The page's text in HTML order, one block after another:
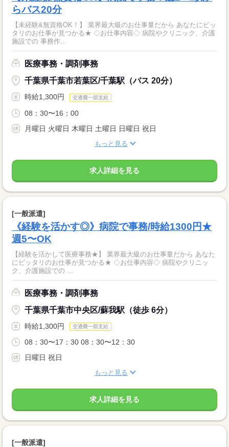
らバス20分
【未経験&無資格OK！】 業界最大級のお仕事量だから あなたにピッ
タリのお仕事が見つかる★ ◇お仕事内容◇ 病院やクリニック、介護
施設での 事務作...
医療事務・調剤事務
千葉県千葉市若葉区/千葉駅（バス 20分）
時給1,300円 交通費一部支給
08：30〜16：00
月曜日 火曜日 木曜日 土曜日 日曜日 祝日
もっと見る
求人詳細を見る
[一般派遣]
《経験を活かす◎》病院で事務/時給1300円★
週5〜OK
【経験を活かして医療事務★】 業界最大級のお仕事量だから あなた
にピッタリのお仕事が見つかる★ ◇お仕事内容◇ 病院やクリニッ
ク、介護施設での ...
医療事務・調剤事務
千葉県千葉市中央区/蘇我駅（徒歩 6分）
時給1,300円 交通費一部支給
08：30〜17：30 08：30〜12：30
日曜日 祝日
もっと見る
求人詳細を見る
[一般派遣]